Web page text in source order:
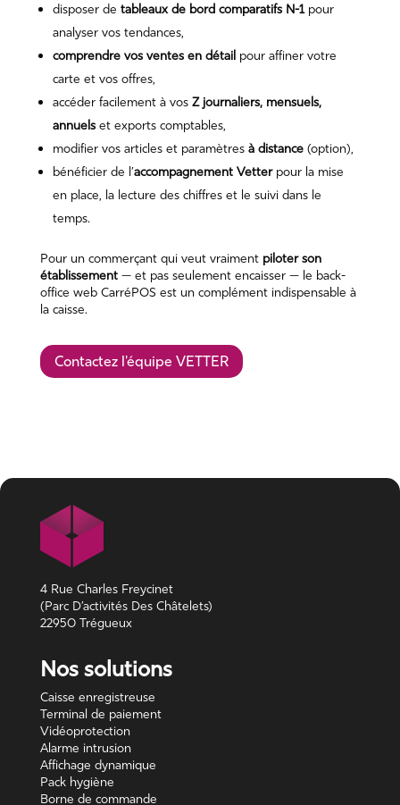
disposer de tableaux de bord comparatifs N-1pour
analyser vos tendances,
comprendre vos ventes en détail pour affiner votre
carte et vos offres,
accéder facilement à vos Z journaliers, mensuels,
annuelset exports comptables,
modifier vos articles et paramètres à distance(option),
bénéficier de l’accompagnement Vetterpour la mise
en place, la lecture des chiffres et le suivi dans le
temps.
Pour un commerçant qui veut vraiment piloter son
établissement— et pas seulement encaisser — le back-
office web CarréPOS est un complément indispensable à
la caisse.
Contactez l'équipe VETTER
4 Rue Charles Freycinet
(Parc D’activités Des Châtelets)
22950 Trégueux
Nos solutions
Caisse enregistreuse
Terminal de paiement
Vidéoprotection
Alarme intrusion
Affichage dynamique
Pack hygiène
Borne de commande